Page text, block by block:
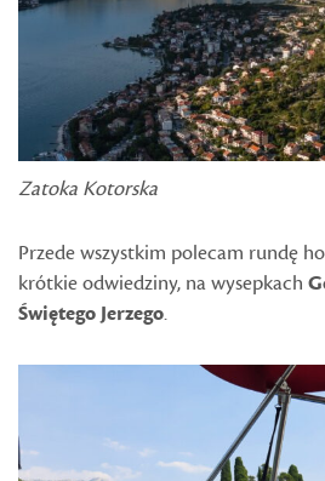
Zatoka Kotorska
Przede wszystkim polecam rundę
krótkie odwiedziny, na wysepkach
Świętego Jerzego.